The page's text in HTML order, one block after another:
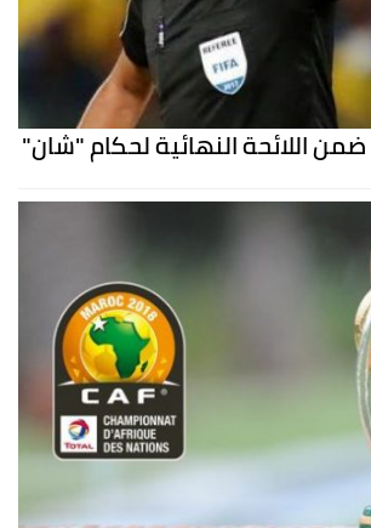
اللائحة النهائية لحكام "شان"